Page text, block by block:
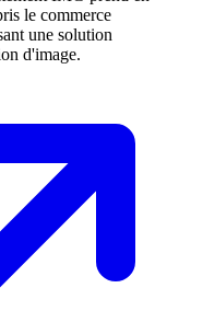
le commerce
une solution
d'image.